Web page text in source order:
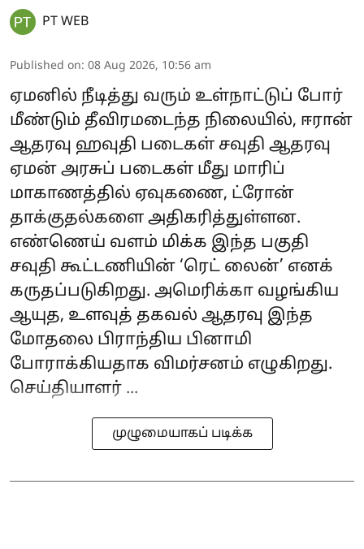
PT WEB
Published on: 08 Aug 2026, 10:56 am
ஏமனில் நீடித்து வரும் உள்நாட்டுப் போர்
மீண்டும் தீவிரமடைந்த நிலையில், ஈரான்
ஆதரவு ஹவுதி படைகள் சவுதி ஆதரவு
ஏமன் அரசுப் படைகள் மீது மாரிப்
மாகாணத்தில் ஏவுகணை, ட்ரோன்
தாக்குதல்களை அதிகரித்துள்ளன.
எண்ணெய் வளம் மிக்க இந்த பகுதி
சவுதி கூட்டணியின் ‘ரெட் லைன்’ எனக்
கருதப்படுகிறது. அமெரிக்கா வழங்கிய
ஆயுத, உளவுத் தகவல் ஆதரவு இந்த
மோதலை பிராந்திய பினாமி
போராக்கியதாக விமர்சனம் எழுகிறது.
செய்தியாளர் ...
முழுமையாகப் படிக்க